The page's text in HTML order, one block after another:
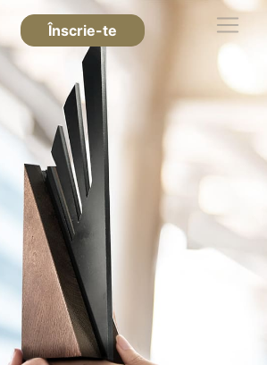
Înscrie-te